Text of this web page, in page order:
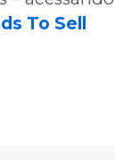
To Sell